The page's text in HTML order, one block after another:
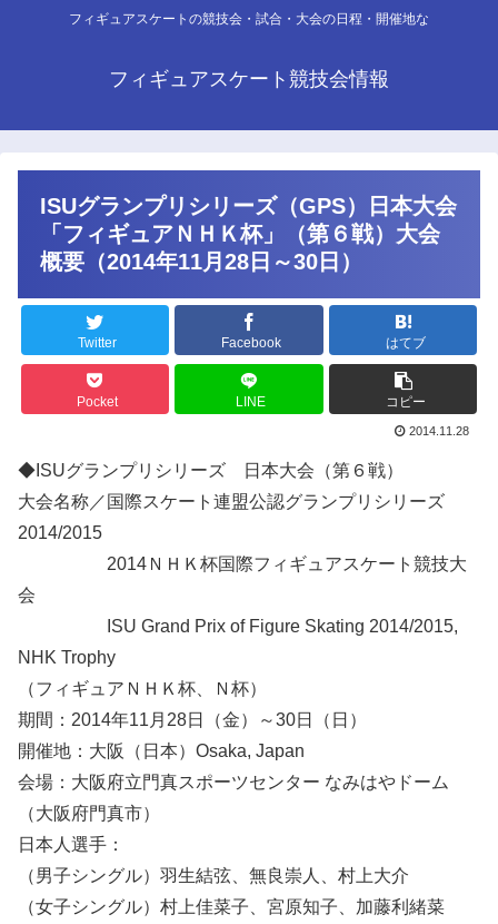
フィギュアスケートの競技会・試合・大会の日程・開催地な
フィギュアスケート競技会情報
ISUグランプリシリーズ（GPS）日本大会
「フィギュアＮＨＫ杯」（第６戦）大会
概要（2014年11月28日～30日）
Twitter Facebook はてブ
Pocket LINE コピー
2014.11.28
◆ISUグランプリシリーズ 日本大会（第６戦）
大会名称／国際スケート連盟公認グランプリシリーズ
2014/2015
2014ＮＨＫ杯国際フィギュアスケート競技大
会
ISU Grand Prix of Figure Skating 2014/2015,
NHK Trophy
（フィギュアＮＨＫ杯、Ｎ杯）
期間：2014年11月28日（金）～30日（日）
開催地：大阪（日本）Osaka, Japan
会場：大阪府立門真スポーツセンター なみはやドーム
（大阪府門真市）
日本人選手：
（男子シングル）羽生結弦、無良崇人、村上大介
（女子シングル）村上佳菜子、宮原知子、加藤利緒菜